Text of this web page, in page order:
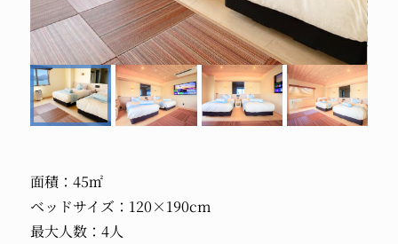
面積：45㎡
ベッドサイズ：120×190cm
最大人数：4人